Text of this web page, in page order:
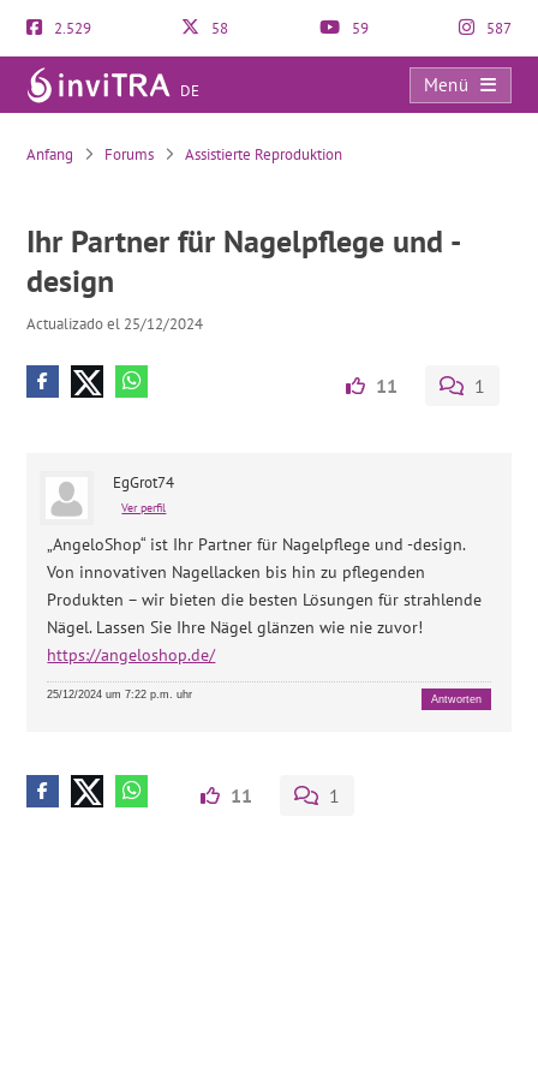
2.529 58 59 587
DE
Menü
Ihr Partner für Nagelpflege und -design
Anfang Forums Assistierte Reproduktion
Ihr Partner für Nagelpflege und -
design
Actualizado el 25/12/2024
11 1
EgGrot74
Ver perfil
„AngeloShop“ ist Ihr Partner für Nagelpflege und -design.
Von innovativen Nagellacken bis hin zu pflegenden
Produkten – wir bieten die besten Lösungen für strahlende
Nägel. Lassen Sie Ihre Nägel glänzen wie nie zuvor!
https://angeloshop.de/
25/12/2024 um 7:22 p.m. uhr Antworten
11 1